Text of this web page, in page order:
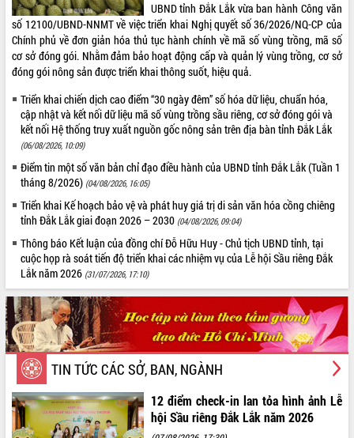
Khám bệnh, cấp phát thuốc miễn phí và tặng quà
người dân xã Cư Pui
Hội nghị UBND tỉnh Đắk Lắk thường kỳ tháng
7/2026
Lễ truy tặng danh hiệu “Bà Mẹ Việt Nam Anh
hùng” và trao Huân chương Lao động
UBND tỉnh Đắk Lắk triển khai nhiệm vụ 6 tháng
cuối năm 2026
Kỳ họp thứ Hai, Hội đồng nhân dân tỉnh khóa XI
quyết nghị nhiều nội dung quan trọng
Bí thư Tỉnh ủy Lương Nguyễn Minh Triết thăm,
tặng quà người có công với cách mạng
Rà soát, hoàn thiện hệ thống thiết chế văn hóa,
thể thao đáp ứng yêu cầu phát triển mới
Thường trực HĐND tỉnh Đắk Lắk gặp mặt Đoàn
chuyên gia y tế TP. Hồ Chí Minh
Lễ truy điệu và an táng hài cốt liệt sĩ tại Nghĩa
trang Liệt sĩ xã Sơn Hòa
Bàn giải pháp tháo gỡ khó khăn trong xuất khẩu
sầu riêng và triển khai quy định EUDR
Thứ trưởng Bộ Nông nghiệp và Môi trường Nguyễn
Hoàng Hiệp khảo sát vùng trồng và doanh nghiệp
đóng gói sầu riêng tại Đắk Lắk
ALBUM ẢNH
LIÊN KẾT
UBND tỉnh Đắk Lắk vừa ban hành Công văn
số 12100/UBND-NNMT về việc triển khai Nghị quyết số 36/2026/NQ-CP của
Chính phủ về đơn giản hóa thủ tục hành chính về mã số vùng trồng, mã số
cơ sở đóng gói. Nhằm đảm bảo hoạt động cấp và quản lý vùng trồng, cơ sở
đóng gói nông sản được triển khai thông suốt, hiệu quả.
Triển khai chiến dịch cao điểm “30 ngày đêm” số hóa dữ liệu, chuẩn hóa,
cập nhật và kết nối dữ liệu mã số vùng trồng sầu riêng, cơ sở đóng gói và
kết nối Hệ thống truy xuất nguồn gốc nông sản trên địa bàn tỉnh Đắk Lắk
(06/08/2026, 10:09)
Điểm tin một số văn bản chỉ đạo điều hành của UBND tỉnh Đắk Lắk (Tuần 1
tháng 8/2026) (04/08/2026, 16:05)
Triển khai Kế hoạch bảo vệ và phát huy giá trị di sản văn hóa cồng chiêng
tỉnh Đắk Lắk giai đoạn 2026 – 2030 (04/08/2026, 09:04)
Thông báo Kết luận của đồng chí Đỗ Hữu Huy - Chủ tịch UBND tỉnh, tại
cuộc họp rà soát tiến độ triển khai các nhiệm vụ của Lễ hội Sầu riêng Đắk
Lắk năm 2026 (31/07/2026, 17:10)
TIN TỨC CÁC SỞ, BAN, NGÀNH
12 điểm check-in lan tỏa hình ảnh Lễ
hội Sầu riêng Đắk Lắk năm 2026